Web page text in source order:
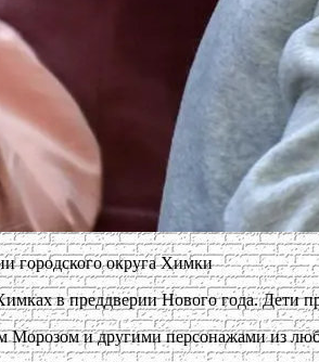
городского округа Химки
в преддверии Нового года. Дети
и другими персонажами из